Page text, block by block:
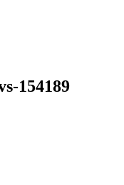
154189